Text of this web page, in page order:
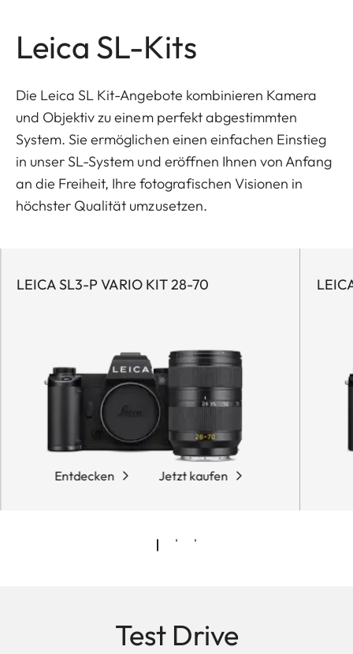
Leica SL-Kits
Die Leica SL Kit-Angebote kombinieren Kamera
und Objektiv zu einem perfekt abgestimmten
System. Sie ermöglichen einen einfachen Einstieg
in unser SL-System und eröffnen Ihnen von Anfang
an die Freiheit, Ihre fotografischen Visionen in
höchster Qualität umzusetzen.
LEICA SL3-P VARIO KIT 28-70
Entdecken Jetzt kaufen
Test Drive